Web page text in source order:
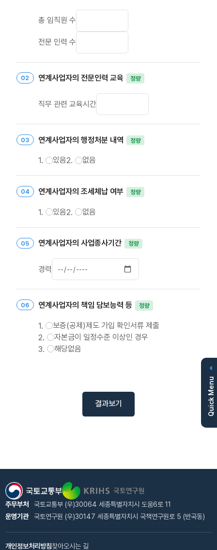
총 임직원 수
전문 인력 수
연계사업자의 전문인력 교육 정량
직무 관련 교육시간
연계사업자의 행정처분 내역 정량
있음 없음
연계사업자의 조세체납 여부 정량
있음 없음
연계사업자의 사업종사기간 정량
경력
연계사업자의 책임 담보능력 등 정량
보증(공제)제도 가입 확인서류 제출
자본금이 일정수준 이상인 경우
해당없음
결과보기
주무부처
국토교통부 (우)30064 세종특별자치시 도움6로 11
운영기관
국토연구원 (우)30147 세종특별자치시 국책연구원로 5 (반곡동)
개인정보처리방침찾아오시는 길
Quick Menu